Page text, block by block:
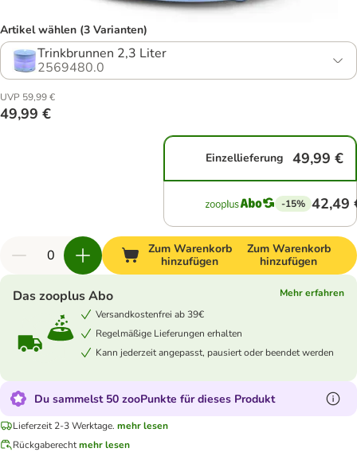
Artikel wählen (3 Varianten)
Trinkbrunnen 2,3 Liter
2569480.0
UVP 59,99 €
49,99 €
Einzellieferung 49,99 €
-15% 42,49
Zum Warenkorb
hinzufügen
Zum Warenkorb
hinzufügen
Das zooplus Abo
Mehr erfahren
Versandkostenfrei ab 39€
Regelmäßige Lieferungen erhalten
Kann jederzeit angepasst, pausiert oder beendet werden
Du sammelst 50 zooPunkte für dieses Produkt
Lieferzeit 2-3 Werktage. mehr lesen
Rückgaberechtmehr lesen